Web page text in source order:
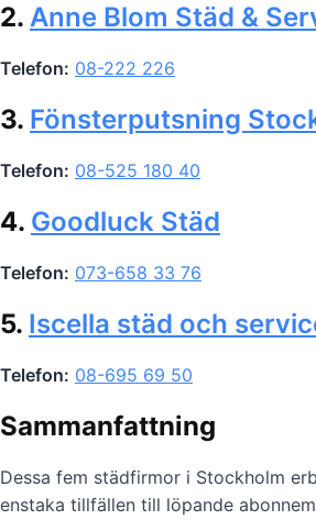
2. Anne Blom Städ &
Telefon: 08-222 226
3. Fönsterputsning
Telefon: 08-525 180 40
4. Goodluck Städ
Telefon: 073-658 33 76
5. Iscella städ och
Telefon: 08-695 69 50
Sammanfattning
Dessa fem städfirmor i Stockholm
enstaka tillfällen till löpande